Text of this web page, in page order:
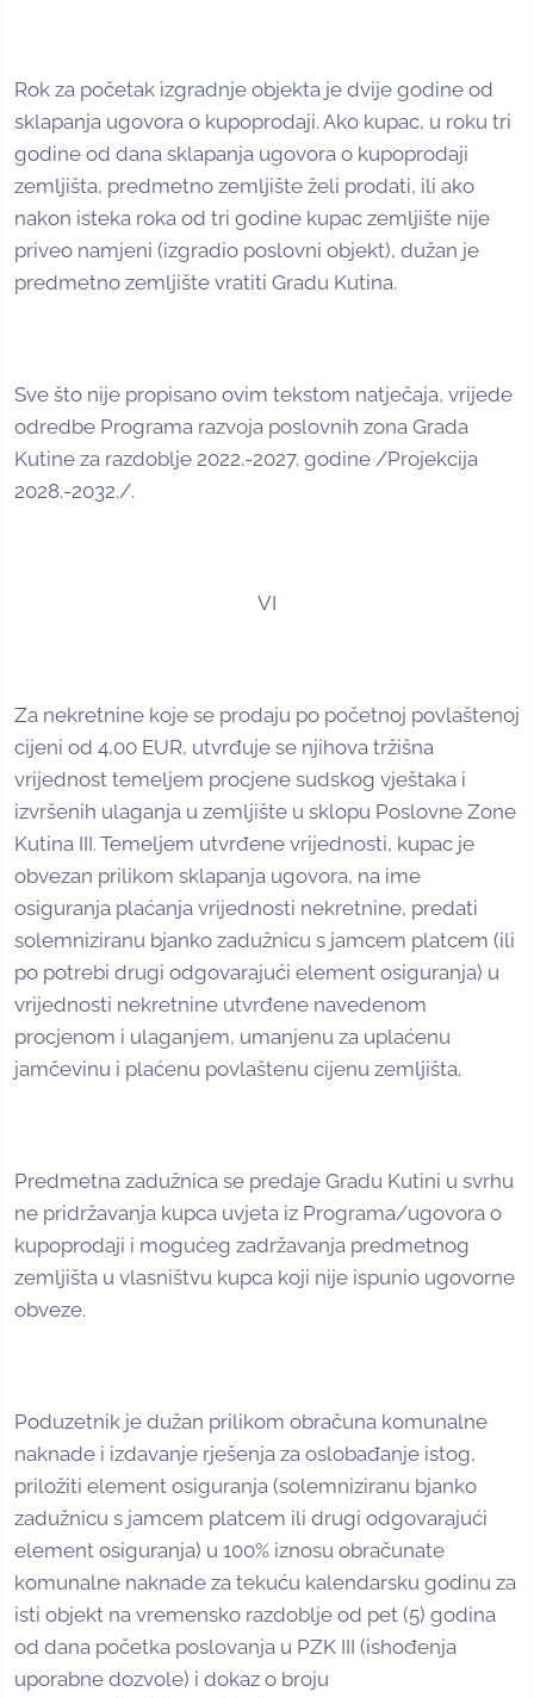
Rok za početak izgradnje objekta je dvije godine od
sklapanja ugovora o kupoprodaji. Ako kupac, u roku tri
godine od dana sklapanja ugovora o kupoprodaji
zemljišta, predmetno zemljište želi prodati, ili ako
nakon isteka roka od tri godine kupac zemljište nije
priveo namjeni (izgradio poslovni objekt), dužan je
predmetno zemljište vratiti Gradu Kutina.
Sve što nije propisano ovim tekstom natječaja, vrijede
odredbe Programa razvoja poslovnih zona Grada
Kutine za razdoblje 2022.-2027. godine /Projekcija
2028.-2032./.
VI
Za nekretnine koje se prodaju po početnoj povlaštenoj
cijeni od 4,00 EUR, utvrđuje se njihova tržišna
vrijednost temeljem procjene sudskog vještaka i
izvršenih ulaganja u zemljište u sklopu Poslovne Zone
Kutina III. Temeljem utvrđene vrijednosti, kupac je
obvezan prilikom sklapanja ugovora, na ime
osiguranja plaćanja vrijednosti nekretnine, predati
solemniziranu bjanko zadužnicu s jamcem platcem (ili
po potrebi drugi odgovarajući element osiguranja) u
vrijednosti nekretnine utvrđene navedenom
procjenom i ulaganjem, umanjenu za uplaćenu
jamčevinu i plaćenu povlaštenu cijenu zemljišta.
Predmetna zadužnica se predaje Gradu Kutini u svrhu
ne pridržavanja kupca uvjeta iz Programa/ugovora o
kupoprodaji i mogućeg zadržavanja predmetnog
zemljišta u vlasništvu kupca koji nije ispunio ugovorne
obveze.
Poduzetnik je dužan prilikom obračuna komunalne
naknade i izdavanje rješenja za oslobađanje istog,
priložiti element osiguranja (solemniziranu bjanko
zadužnicu s jamcem platcem ili drugi odgovarajući
element osiguranja) u 100% iznosu obračunate
komunalne naknade za tekuću kalendarsku godinu za
isti objekt na vremensko razdoblje od pet (5) godina
od dana početka poslovanja u PZK III (ishođenja
uporabne dozvole) i dokaz o broju